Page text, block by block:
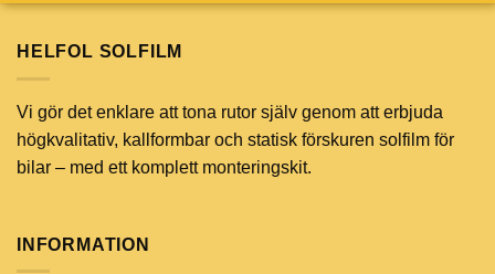
HELFOL SOLFILM
Vi gör det enklare att tona rutor själv genom att erbjuda
högkvalitativ, kallformbar och statisk förskuren solfilm för
bilar – med ett komplett monteringskit.
INFORMATION